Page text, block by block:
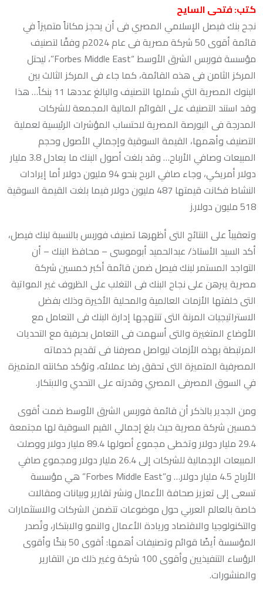
كتب: فتحى السايح
نجح بنك فيصل الإسلامي المصري فى أن يحجز مكاناً متميزاً في
قائمة أقوى 50 شركة مصرية فى عام 2024م وفقًا لتصنيف
مؤسسة فوربس الشرق الأوسط “Forbes Middle East”، ليحتل
المركز الثامن فى هذه القائمة، كما جاء فى المركز الثالث بين
البنوك المصرية التي شملها التصنيف والبالغ عددها 11 بنكاً… هذا
وقد استند التصنيف على القوائم المالية المجمعة للشركات
المدرجة فى البورصة المصرية لاحتساب المؤشرات الرئيسية لعملية
التصنيف وأهمها، القيمة السوقية وإجمالي الأصول وحجم
المبيعات وصافي الأرباح… وقد بلغت أصول البنك ما يعادل 3.8 مليار
دولار أمريكي، وجاء صافي الربح بنحو 94 مليون دولار أما إيرادات
النشاط فكانت قيمتها 487 مليون دولار فيما بلغت القيمة السوقية
518 مليون دولار.ز
وتعقيباً على النتائج التى أظهرها تصنيف فوربس بالنسبة لبنك فيصل،
أكد السيد الأستاذ/ عبدالحميد أبوموسى – محافظ البنك – أن
التواجد المستمر لبنك فيصل ضمن قائمة أكبر خمسين شركة
مصرية يبرهن على نجاح البنك فى التغلب على الظروف غير المواتية
التى خلفتها الأزمات العالمية والمحلية الأخيرة وذلك بفضل
الاستراتيجيات المرنة التى تنتهجها إدارة البنك فى التعامل مع
الأوضاع المتغيرة والتى أسهمت فى التعامل بحرفية مع التحديات
المرتبطة بهذه الأزمات ليواصل مصرفنا فى تقديم خدماته
المصرفية المتميزة التى تحقق رضا عملائه، وتؤكد مكانته المتميزة
في السوق المصرفى المصري وقدرته على التحدي والابتكار.
ومن الجدير بالذكر أن قائمة فوربس الشرق الأوسط ضمت أقوى
خمسين شركة مصرية حيث بلغ إجمالي القيم السوقية لها مجتمعة
29.4 مليار دولار وتخطى مجموع أصولها 89.4 مليار دولار ووصلت
المبيعات الإجمالية للشركات إلى 26.4 مليار دولار ومجموع صافي
الأرباح 4.5 مليار دولار… و”Forbes Middle East” هي مؤسسة
تسعى إلى تعزيز صحافة الأعمال ونشر تقارير وبيانات ومقالات
خاصة بالعالم العربي حول موضوعات تتضمن الشركات والاستثمارات
والتكنولوجيا والاقتصاد وريادة الأعمال والنمو والابتكار، وتُصدر
المؤسسة أيضًا قوائم وتصنيفات أهمها: أقوى 50 بنكًا وأقوى
الرؤساء التنفيذيين وأقوى 100 شركة وغير ذلك من التقارير
والمنشورات.